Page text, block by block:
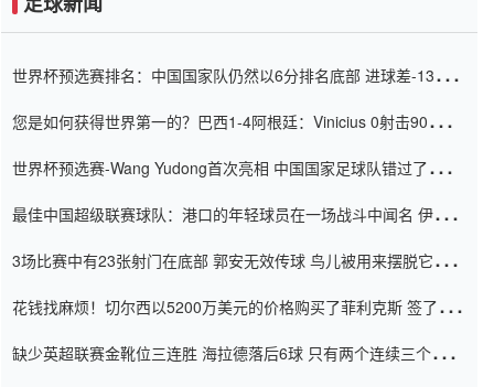
世界杯预选赛排名：中国国家队仍然以6分排名底部 进球差-13令人
您是如何获得世界第一的？巴西1-4阿根廷：Vinicius 0射击90分钟
世界杯预选赛-Wang Yudong首次亮相 中国国家足球队错过了世界
最佳中国超级联赛球队：港口的年轻球员在一场战斗中闻名 伊万放
3场比赛中有23张射门在底部 郭安无效传球 鸟儿被用来摆脱它
花钱找麻烦！切尔西以5200万美元的价格购买了菲利克斯 签了7年
缺少英超联赛金靴位三连胜 海拉德落后6球 只有两个连续三个连续